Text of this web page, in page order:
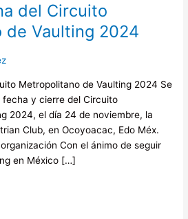
del Circuito
de Vaulting 2024
Metropolitano de Vaulting 2024 Se
fecha y cierre del Circuito
2024, el día 24 de noviembre, la
Club, en Ocoyoacac, Edo Méx.
Con el ánimo de seguir
en México […]